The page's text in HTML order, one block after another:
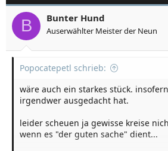
B Bunter Hund
Auserwählter Meister der Neun
Popocatepetl schrieb:
wäre auch ein starkes stück.
irgendwer ausgedacht hat.
leider scheuen ja gewisse kreise
wenn es "der guten sache" dient...